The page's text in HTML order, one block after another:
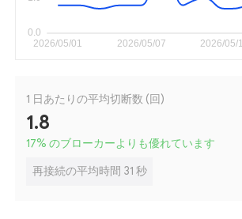
1 日あたりの平均切断数 (回)
1.8
17% のブローカーよりも優れています
再接続の平均時間 31 秒